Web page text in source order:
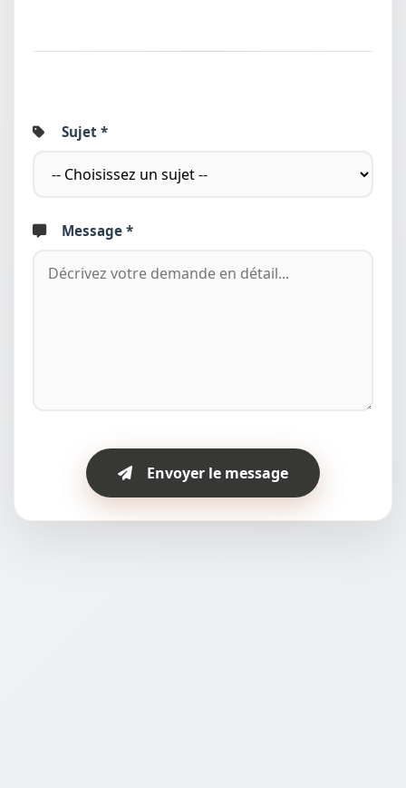
Sujet *
Message *
Envoyer le message